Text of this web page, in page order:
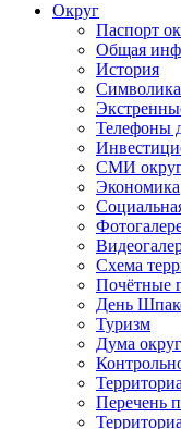
Округ
Паспорт
Общая
История
Символика
Телефоны
СМИ
Экономика
Схема
Почётные
День
Туризм
Дума
Перечень